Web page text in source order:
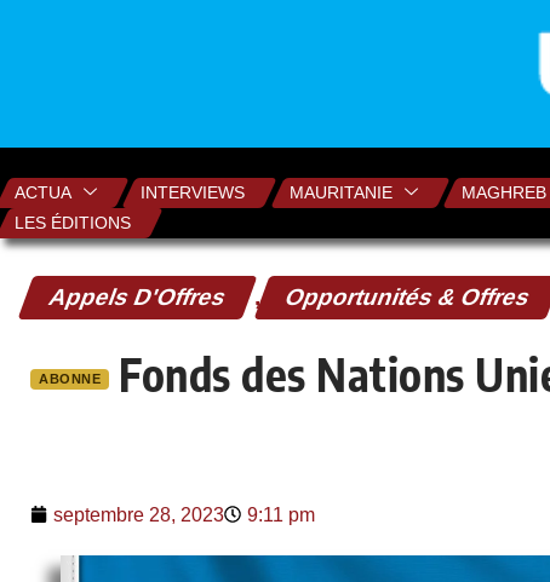
ACTUA INTERVIEWS MAURITANIE MAGHREB
LES ÉDITIONS
Appels D'Offres , Opportunités & Offres
ABONNE Fonds des Nations
septembre 28, 2023 9:11 pm